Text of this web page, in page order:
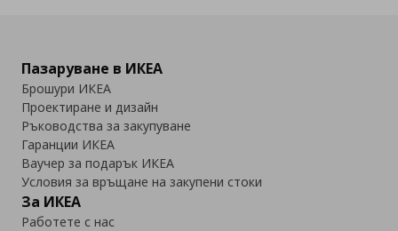
Пазаруване в ИКЕА
Брошури ИКЕА
Проектиране и дизайн
Ръководства за закупуване
Гаранции ИКЕА
Ваучер за подарък ИКЕА
Условия за връщане на закупени стоки
За ИКЕА
Работете с нас